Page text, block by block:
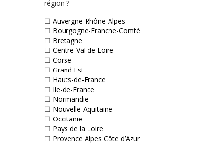
région ?
☐ Auvergne-Rhône-Alpes
☐ Bourgogne-Franche-Comté
☐ Bretagne
☐ Centre-Val de Loire
☐ Corse
☐ Grand Est
☐ Hauts-de-France
☐ Ile-de-France
☐ Normandie
☐ Nouvelle-Aquitaine
☐ Occitanie
☐ Pays de la Loire
☐ Provence Alpes Côte d’Azur